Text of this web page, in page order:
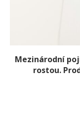
Mezinárodní
rostou.